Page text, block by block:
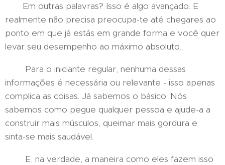
Em outras palavras? Isso é algo avançado. E
realmente não precisa preocupa-te até chegares ao
ponto em que já estás em grande forma e você quer
levar seu desempenho ao máximo absoluto.
Para o iniciante regular, nenhuma dessas
informações é necessária ou relevante - isso apenas
complica as coisas. Já sabemos o básico. Nós
sabemos como pegue qualquer pessoa e ajude-a a
construir mais músculos, queimar mais gordura e
sinta-se mais saudável.
E, na verdade, a maneira como eles fazem isso